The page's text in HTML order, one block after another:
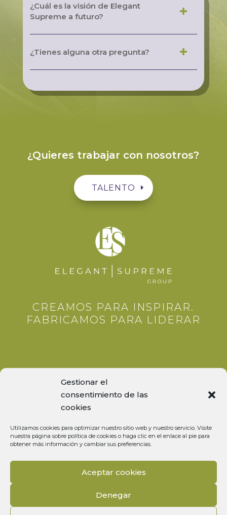
Gestionar el
consentimiento de las
cookies
Utilizamos cookies para optimizar nuestro sitio web y nuestro servicio. Visite
nuestra página sobre política de cookies o haga clic en el enlace al pie para
obtener más información y cambiar sus preferencias.
Aceptar cookies
Denegar
¿Cuál es la visión de Elegant
Supreme a futuro?
¿Tienes alguna otra pregunta?
¿Quieres trabajar con nosotros?
TALENTO
CREAMOS PARA INSPIRAR.
FABRICAMOS PARA LIDERAR
Política de cookies